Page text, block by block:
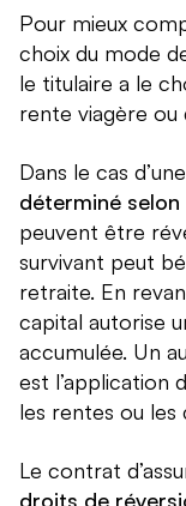
Pour mieux
choix du mode
le titulaire a le
rente viagère ou
Dans le cas
déterminé
peuvent être
survivant peut
retraite. En
capital autorise
accumulée. Un
est l’application
les rentes ou les
Le contrat
droits de